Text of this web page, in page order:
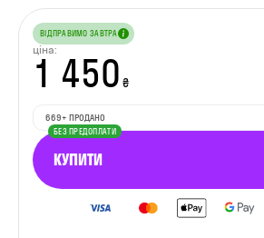
ВІДПРАВИМО ЗАВТРА
ціна:
1 450 ₴
669+ ПРОДАНО
БЕЗ ПРЕДОПЛАТИ
КУПИТИ